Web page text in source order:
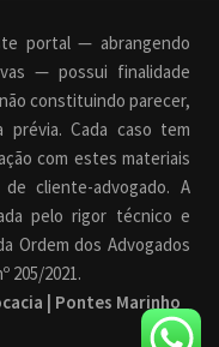
portal — abrangendo
— possui finalidade
constituindo parecer,
prévia. Cada caso tem
com estes materiais
cliente-advogado. A
pelo rigor técnico e
Ordem dos Advogados
205/2021.
| Pontes Marinho